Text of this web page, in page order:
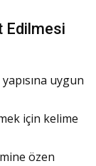
Edilmesi
uygun
için kelime
özen